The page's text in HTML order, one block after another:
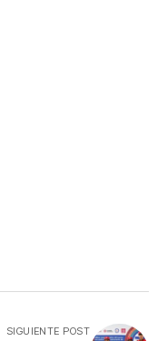
SIGUIENTE POST